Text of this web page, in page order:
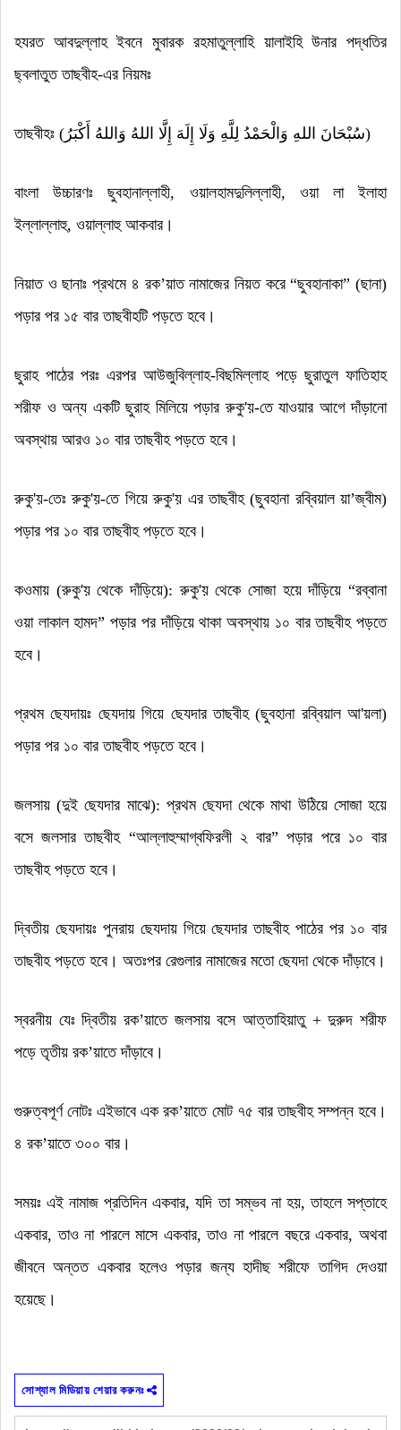
হযরত আবদুল্লাহ ইবনে মুবারক রহমাতুল্লাহি য়ালাইহি উনার পদ্ধতির
ছ্বলাতুত তাছবীহ-এর নিয়মঃ
তাছবীহঃ ( سُبْحَانَ اللهِ وَالْحَمْدُ لِلَّهِ وَلَا إِلَهَ إِلَّا اللهُ وَاللهُ أَكْبَرُ)
বাংলা উচ্চারণঃ ছুবহানাল্লাহী, ওয়ালহামদুলিল্লাহী, ওয়া লা ইলাহা
ইল্লাল্লাহু, ওয়াল্লাহু আকবার।
নিয়াত ও ছানাঃ প্রথমে ৪ রক’য়াত নামাজের নিয়ত করে“ছুবহানাকা” (ছানা)
পড়ার পর ১৫ বার তাছবীহটি পড়তে হবে।
ছুরাহ পাঠের পরঃ এরপর আউজুবিল্লাহ-বিছমিল্লাহ পড়ে ছুরাতুল ফাতিহাহ
শরীফ ও অন্য একটি ছুরাহ মিলিয়ে পড়ার রুকু'য়-তে যাওয়ার আগে দাঁড়ানো
অবস্থায় আরও ১০ বার তাছবীহ পড়তে হবে।
রুকু'য়-তেঃরুকু'য়-তে গিয়েরুকু'য় এরতাছবীহ (ছুবহানা রব্বিয়াল য়া’জ্বীম)
পড়ার পর ১০ বার তাছবীহ পড়তে হবে।
কওমায় (রুকু'য়থেকে দাঁড়িয়ে):রুকু'য়থেকে সোজা হয়ে দাঁড়িয়ে“রব্বানা
ওয়া লাকাল হামদ”পড়ার পর দাঁড়িয়ে থাকা অবস্থায় ১০ বার তাছবীহ পড়তে
হবে।
প্রথম ছেযদায়ঃ ছেযদায় গিয়ে ছেযদার তাছবীহ (ছুবহানা রব্বিয়াল আ'য়লা)
পড়ার পর ১০ বার তাছবীহ পড়তে হবে।
জলসায় (দুই ছেযদার মাঝে): প্রথম ছেযদা থেকে মাথা উঠিয়ে সোজা হয়ে
বসে জলসার তাছবীহ “আল্লাহুম্মাগ্বফিরলী ২ বার”পড়ার পরে ১০ বার
তাছবীহ পড়তে হবে।
দ্বিতীয় ছেযদায়ঃ পুনরায় ছেযদায় গিয়ে ছেযদার তাছবীহ পাঠের পর ১০ বার
তাছবীহ পড়তে হবে। অতঃপর রেগুলার নামাজের মতো ছেযদা থেকে দাঁড়াবে।
স্বরনীয় যেঃ দ্বিতীয় রক’য়াতে জলসায় বসে আত্তাহিয়াতু + দুরুদ শরীফ
পড়ে তৃতীয় রক’য়াতে দাঁড়াবে।
গুরুত্বপূর্ণ নোটঃ এইভাবে এক রক’য়াতে মোট ৭৫ বার তাছবীহ সম্পন্ন হবে।
৪ রক’য়াতে ৩০০ বার।
সময়ঃ এই নামাজ প্রতিদিন একবার,যদি তা সম্ভব না হয়,তাহলে সপ্তাহে
একবার,তাও না পারলে মাসে একবার,তাও না পারলে বছরে একবার,অথবা
জীবনে অন্তত একবার হলেও পড়ার জন্য হাদীছ শরীফে তাগিদ দেওয়া
হয়েছে।
সোশ্যাল মিডিয়ায় শেয়ার করুনঃ